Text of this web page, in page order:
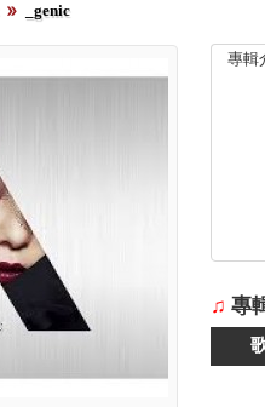
_genic
專輯
♫ 專